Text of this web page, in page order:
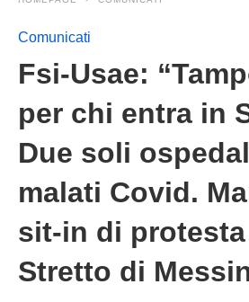
Comunicati
Fsi-Usae:
per chi entra in
Due soli
malati Covid.
sit-in di
Stretto di